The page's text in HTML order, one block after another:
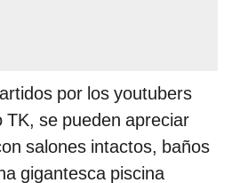
por los youtubers
TK, se pueden apreciar
salones intactos, baños
gigantesca piscina